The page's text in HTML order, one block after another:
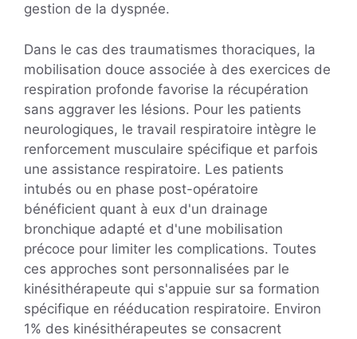
gestion de la dyspnée.
Dans le cas des traumatismes thoraciques, la
mobilisation douce associée à des exercices de
respiration profonde favorise la récupération
sans aggraver les lésions. Pour les patients
neurologiques, le travail respiratoire intègre le
renforcement musculaire spécifique et parfois
une assistance respiratoire. Les patients
intubés ou en phase post-opératoire
bénéficient quant à eux d'un drainage
bronchique adapté et d'une mobilisation
précoce pour limiter les complications. Toutes
ces approches sont personnalisées par le
kinésithérapeute qui s'appuie sur sa formation
spécifique en rééducation respiratoire. Environ
1% des kinésithérapeutes se consacrent